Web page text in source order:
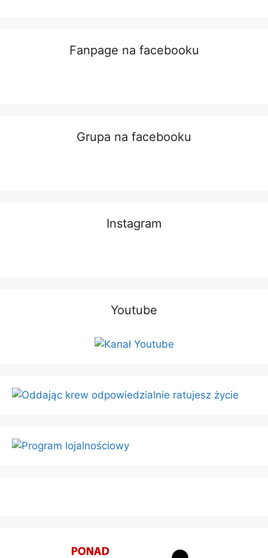
Fanpage na facebooku
Grupa na facebooku
Instagram
Youtube